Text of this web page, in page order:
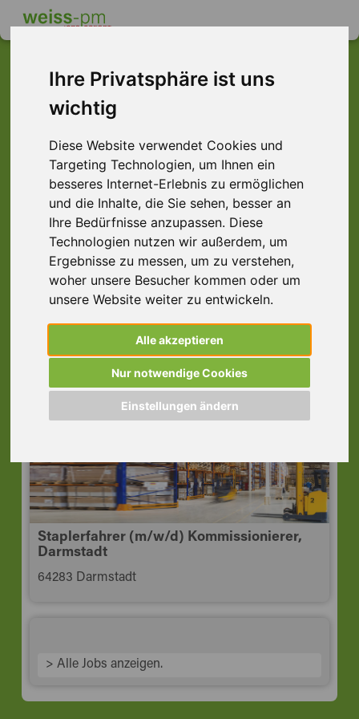
Ihre Privatsphäre ist uns
wichtig
Diese Website verwendet Cookies und
Targeting Technologien, um Ihnen ein
besseres Internet-Erlebnis zu ermöglichen
und die Inhalte, die Sie sehen, besser an
Ihre Bedürfnisse anzupassen. Diese
Technologien nutzen wir außerdem, um
Ergebnisse zu messen, um zu verstehen,
woher unsere Besucher kommen oder um
unsere Website weiter zu entwickeln.
Alle akzeptieren
Nur notwendige Cookies
Einstellungen ändern
Dieser Job ist leider
nicht mehr verfügbar ...
... aber vielleicht ist hier etwas dabei:
Staplerfahrer (m/w/d) Schicht, Biebesheim
64584 Biebesheim am Rhein
Staplerfahrer (m/w/d) Kommissionierer,
Darmstadt
64283 Darmstadt
> Alle Jobs anzeigen.